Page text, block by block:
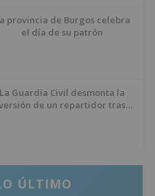
provincia de Burgos celebra
el día de su patrón
La Guardia Civil desmonta la
de un repartidor tras
ÚLTIMO